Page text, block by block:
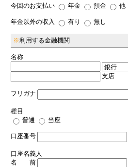
今回のお支払い 年金 預金 他
年金以外の収入 有り 無し
※利用する金融機関
名称
支店
フリガナ
種目
普通
当座
口座番号
口座名義人
名 前